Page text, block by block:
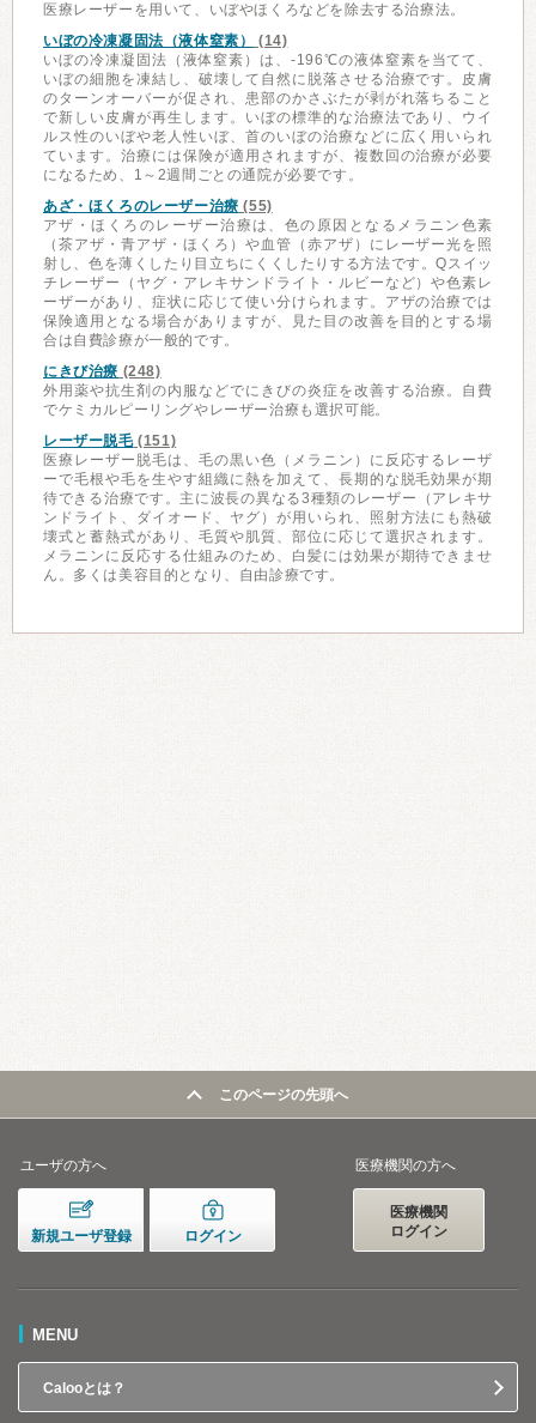
医療レーザーを用いて、いぼやほくろなどを除去する治療法。
いぼの冷凍凝固法（液体窒素）
(14)
いぼの冷凍凝固法（液体窒素）は、-196℃の液体窒素を当てて、
いぼの細胞を凍結し、破壊して自然に脱落させる治療です。皮膚
のターンオーバーが促され、患部のかさぶたが剥がれ落ちること
で新しい皮膚が再生します。いぼの標準的な治療法であり、ウイ
ルス性のいぼや老人性いぼ、首のいぼの治療などに広く用いられ
ています。治療には保険が適用されますが、複数回の治療が必要
になるため、1～2週間ごとの通院が必要です。
あざ・ほくろのレーザー治療 (55)
アザ・ほくろのレーザー治療は、色の原因となるメラニン色素
（茶アザ・青アザ・ほくろ）や血管（赤アザ）にレーザー光を照
射し、色を薄くしたり目立ちにくくしたりする方法です。Qスイッ
チレーザー（ヤグ・アレキサンドライト・ルビーなど）や色素レ
ーザーがあり、症状に応じて使い分けられます。アザの治療では
保険適用となる場合がありますが、見た目の改善を目的とする場
合は自費診療が一般的です。
にきび治療 (248)
外用薬や抗生剤の内服などでにきびの炎症を改善する治療。自費
でケミカルピーリングやレーザー治療も選択可能。
レーザー脱毛(151)
医療レーザー脱毛は、毛の黒い色（メラニン）に反応するレーザ
ーで毛根や毛を生やす組織に熱を加えて、長期的な脱毛効果が期
待できる治療です。主に波長の異なる3種類のレーザー（アレキサ
ンドライト、ダイオード、ヤグ）が用いられ、照射方法にも熱破
壊式と蓄熱式があり、毛質や肌質、部位に応じて選択されます。
メラニンに反応する仕組みのため、白髪には効果が期待できませ
ん。多くは美容目的となり、自由診療です。
このページの先頭へ
ユーザの方へ
新規ユーザ登録 ログイン
医療機関の方へ
医療機関
ログイン
MENU
Calooとは？